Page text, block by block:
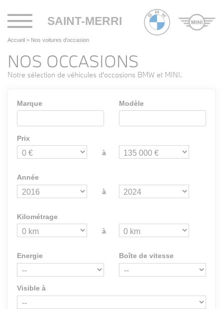
SAINT-MERRI
Toggle
navigation
Accueil > Nos voitures d'occasion
NOS OCCASIONS
Notre sélection de véhicules d'occasions BMW et MINI.
Marque Modèle
Prix
à
Année
à
Kilométrage
à
Energie Boîte de vitesse
Visible à